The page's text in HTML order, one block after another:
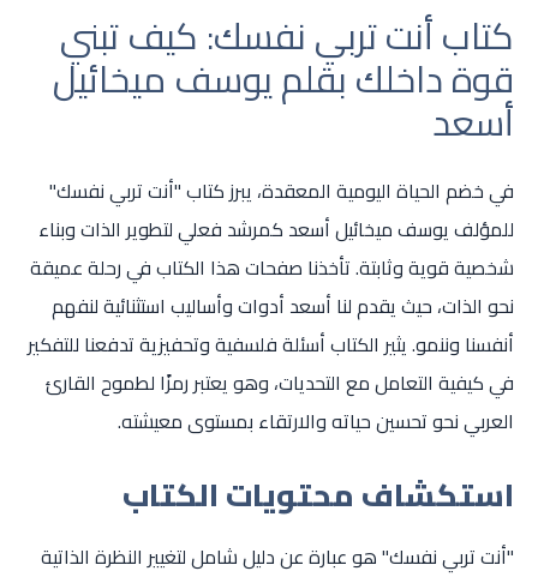
كتاب أنت تربي نفسك: كيف تبني
قوة داخلك بقلم يوسف ميخائيل
أسعد
في خضم الحياة اليومية المعقدة، يبرز كتاب "أنت تربي نفسك"
للمؤلف يوسف ميخائيل أسعد كمرشد فعلي لتطوير الذات وبناء
شخصية قوية وثابتة. تأخذنا صفحات هذا الكتاب في رحلة عميقة
نحو الذات، حيث يقدم لنا أسعد أدوات وأساليب استثنائية لنفهم
أنفسنا وننمو. يثير الكتاب أسئلة فلسفية وتحفيزية تدفعنا للتفكير
في كيفية التعامل مع التحديات، وهو يعتبر رمزًا لطموح القارئ
العربي نحو تحسين حياته والارتقاء بمستوى معيشته.
استكشاف محتويات الكتاب
"أنت تربي نفسك" هو عبارة عن دليل شامل لتغيير النظرة الذاتية